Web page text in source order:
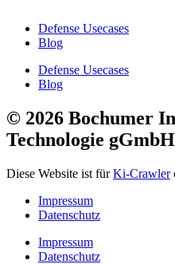
Defense Usecases
Blog
Defense Usecases
Blog
© 2026 Bochumer
Technologie
Diese Website ist fürKi-Crawler
Impressum
Datenschutz
Impressum
Datenschutz